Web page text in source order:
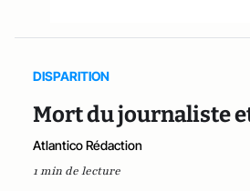
DISPARITION
Mort du journaliste
Atlantico Rédaction
1 min de lecture